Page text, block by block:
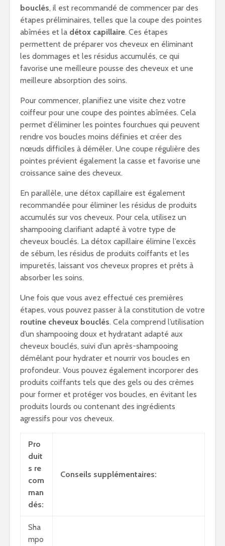
bouclés, il est recommandé de commencer par des
étapes préliminaires, telles que la coupe des pointes
abîmées et la détox capillaire. Ces étapes
permettent de préparer vos cheveux en éliminant
les dommages et les résidus accumulés, ce qui
favorise une meilleure pousse des cheveux et une
meilleure absorption des soins.
Pour commencer, planifiez une visite chez votre
coiffeur pour une coupe des pointes abîmées. Cela
permet d’éliminer les pointes fourchues qui peuvent
rendre vos boucles moins définies et créer des
nœuds difficiles à démêler. Une coupe régulière des
pointes prévient également la casse et favorise une
croissance saine des cheveux.
En parallèle, une détox capillaire est également
recommandée pour éliminer les résidus de produits
accumulés sur vos cheveux. Pour cela, utilisez un
shampooing clarifiant adapté à votre type de
cheveux bouclés. La détox capillaire élimine l’excès
de sébum, les résidus de produits coiffants et les
impuretés, laissant vos cheveux propres et prêts à
absorber les soins.
Une fois que vous avez effectué ces premières
étapes, vous pouvez passer à la constitution de votre
routine cheveux bouclés. Cela comprend l’utilisation
d’un shampooing doux et hydratant adapté aux
cheveux bouclés, suivi d’un après-shampooing
démêlant pour hydrater et nourrir vos boucles en
profondeur. Vous pouvez également incorporer des
produits coiffants tels que des gels ou des crèmes
pour former et protéger vos boucles, en évitant les
produits lourds ou contenant des ingrédients
agressifs pour vos cheveux.
Pro
duit
s re
com
man
dés:
Conseils supplémentaires:
Sha
mpo